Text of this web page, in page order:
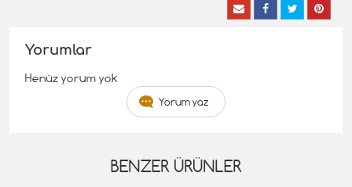
Yorumlar
Henüz yorum yok
Yorum yaz
BENZER ÜRÜNLER